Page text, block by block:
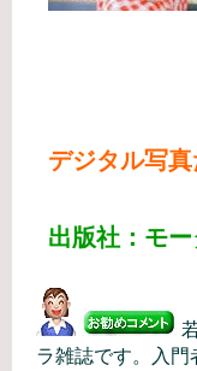
デジタル写
出版社：モ
ラ雑誌です。入門